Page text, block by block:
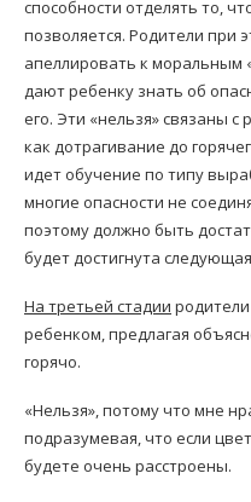
способности отделять то,
позволяется. Родители при
апеллировать к моральным
дают ребенку знать об
его. Эти «нельзя» связаны
как дотрагивание до
идет обучение по типу
многие опасности не
поэтому должно быть
будет достигнута
На третьей стадии
ребенком, предлагая
горячо.
«Нельзя», потому что мне
подразумевая, что если
будете очень расстроены.